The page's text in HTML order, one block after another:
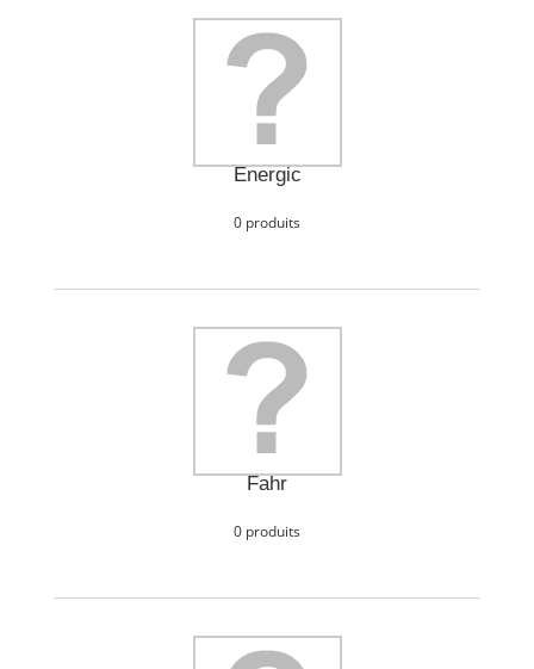
Energic
0 produits
Fahr
0 produits